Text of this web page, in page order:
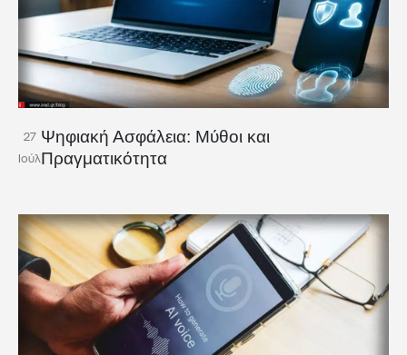
27
Ιούλ
Ψηφιακή Ασφάλεια: Μύθοι και
Πραγματικότητα